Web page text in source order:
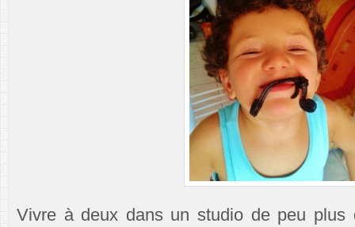
Vivre à deux dans un studio de peu plus